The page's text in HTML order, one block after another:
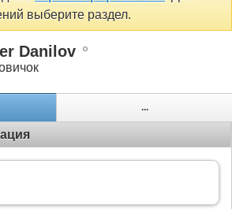
выберите раздел.
Danilov
...